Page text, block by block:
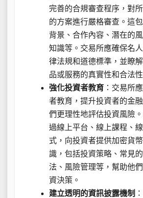
完善的合規審查程序，對
的方案進行嚴格審查。這
背景、合作內容、潛在的
知識等。交易所應確保名
律法規和道德標準，並瞭
品或服務的真實性和合法性
強化投資者教育 ：交易所
者教育，提升投資者的金
們更理性地評估投資風險
過線上平台、線上課程、
式，向投資者提供加密貨
識，包括投資策略、常見
法、風險管理等，幫助他
資決策。
建立透明的資訊披露機制